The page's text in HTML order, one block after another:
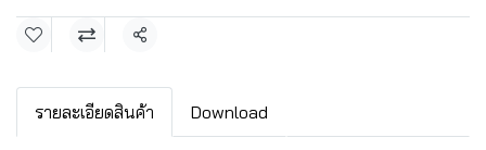
แชร์
รายละเอียดสินค้า Download